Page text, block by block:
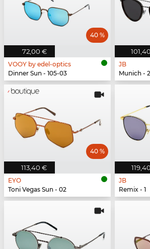
72,00 €
40 %
VOOY by edel-optics
Dinner Sun - 105-03
JB
Munich - 2
113,40 €
40 %
EYO
Toni Vegas Sun - 02
JB
Remix - 1